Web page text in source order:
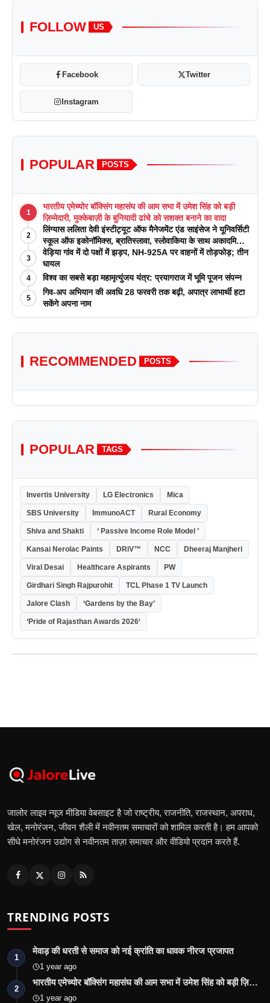
FOLLOW US
Facebook Twitter
Instagram
POPULAR POSTS
1
भारतीय एमेच्योर बॉक्सिंग महासंघ की आम सभा में उमेश सिंह को बड़ी
ज़िम्मेदारी, मुक्केबाज़ी के बुनियादी ढांचे को सशक्त बनाने का वादा
2
लिंग्यास ललिता देवी इंस्टीट्यूट ऑफ मैनेजमेंट एंड साइंसेज ने यूनिवर्सिटी
स्कूल ऑफ इकोनॉमिक्स, ब्रातिस्लावा, स्लोवाकिया के साथ अकादमिक
पत्रिकाओं में प्रकाशन रणनीतियों पर एक दिवसीय कार्यशाला का
आयोजन किया
3
वेड़िया गांव में दो पक्षों में झड़प, NH-925A पर वाहनों में तोड़फोड़; तीन
घायल
4 विश्व का सबसे बड़ा महामृत्युंजय यंत्र: प्रयागराज में भूमि पूजन संपन्न
5
गिव-अप अभियान की अवधि 28 फरवरी तक बढ़ी, अपात्र लाभार्थी हटा
सकेंगे अपना नाम
RECOMMENDED POSTS
POPULAR TAGS
Invertis University LG Electronics Mica
SBS University ImmunoACT Rural Economy
Shiva and Shakti ‘ Passive Income Role Model ’
Kansai Nerolac Paints DRiV™ NCC Dheeraj Manjheri
Viral Desai Healthcare Aspirants PW
Girdhari Singh Rajpurohit TCL Phase 1 TV Launch
Jalore Clash ‘Gardens by the Bay’
‘Pride of Rajasthan Awards 2026‘
जालोर लाइव न्यूज मीडिया वेबसाइट है जो राष्ट्रीय, राजनीति, राजस्थान, अपराध,
खेल, मनोरंजन, जीवन शैली में नवीनतम समाचारों को शामिल करती है। हम आपको
सीधे मनोरंजन उद्योग से नवीनतम ताज़ा समाचार और वीडियो प्रदान करते हैं.
TRENDING POSTS
1
मेवाड़ की धरती से समाज को नई क्रांति का धावक नीरज प्रजापत
1 year ago
2
भारतीय एमेच्योर बॉक्सिंग महासंघ की आम सभा में उमेश सिंह को बड़ी ज़ि…
1 year ago